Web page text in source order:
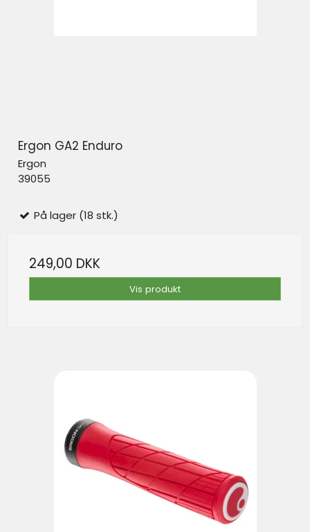
Ergon GA2 Enduro
Ergon
39055
På lager (18 stk.)
249,00 DKK
Vis produkt